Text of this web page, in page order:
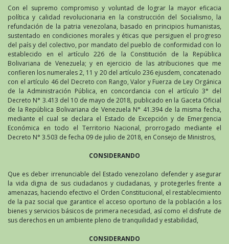
agosto
de
2018
Con el supremo compromiso y voluntad de lograr la mayor eficacia
política y calidad revolucionaria en la construcción del Socialismo, la
refundación de la patria venezolana, basado en principios humanistas,
sustentado en condiciones morales y éticas que persiguen el progreso
del país y del colectivo, por mandato del pueblo de conformidad con lo
establecido en el artículo 226 de la Constitución de la República
Bolivariana de Venezuela; y en ejercicio de las atribuciones que me
confieren los numerales 2, 11 y 20 del artículo 236 ejusdem, concatenado
con el artículo 46 del Decreto con Rango, Valor y Fuerza de Ley Orgánica
de la Administración Pública, en concordancia con el artículo 3° del
Decreto N° 3.413 del 10 de mayo de 2018, publicado en la Gaceta Oficial
de la República Bolivariana de Venezuela N° 41.394 de la misma fecha,
mediante el cual se declara el Estado de Excepción y de Emergencia
Económica en todo el Territorio Nacional, prorrogado mediante el
Decreto N° 3.503 de fecha 09 de julio de 2018, en Consejo de Ministros,
CONSIDERANDO
Que es deber irrenunciable del Estado venezolano defender y asegurar
la vida digna de sus ciudadanos y ciudadanas, y protegerles frente a
amenazas, haciendo efectivo el Orden Constitucional, el restablecimiento
de la paz social que garantice el acceso oportuno de la población a los
bienes y servicios básicos de primera necesidad, así como el disfrute de
sus derechos en un ambiente pleno de tranquilidad y estabilidad,
CONSIDERANDO